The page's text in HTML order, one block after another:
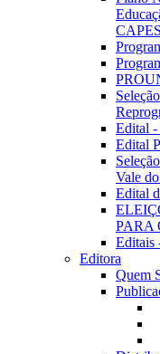
Edital -
Edital
Vale
Edital
PARA
Editais
Editora
Quem